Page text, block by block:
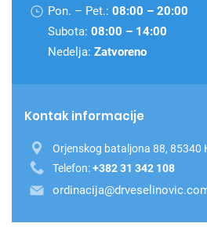
Pon. – Pet.: 08:00 – 20:00
Subota: 08:00 – 14:00
Nedelja: Zatvoreno
Kontak informacije
Orjenskog bataljona 88, 85340
Telefon:+382 31 342 108